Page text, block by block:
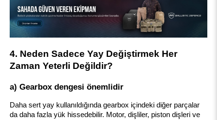
4. Neden Sadece Yay Değiştirmek Her
Zaman Yeterli Değildir?
a) Gearbox dengesi önemlidir
Daha sert yay kullanıldığında gearbox içindeki diğer parçalar
da daha fazla yük hissedebilir. Motor, dişliler, piston dişleri ve